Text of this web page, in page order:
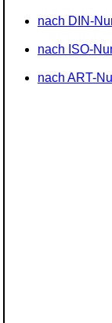
nach DIN-
nach ISO-
nach ART-